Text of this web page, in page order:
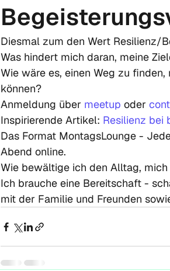
Diesmal zum den Wert Resilienz/
Was hindert mich daran, meine
Wie wäre es, einen Weg zu
können?
Anmeldung über meetup oder
Inspirierende Artikel: Resilienz bei
Das Format MontagsLounge -
Abend online.
Wie bewältige ich den Alltag,
Ich brauche eine Bereitschaft -
mit der Familie und Freunden